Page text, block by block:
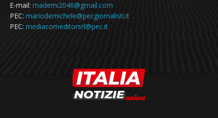
E-mail: mademi2046@gmail.com
PEC: mariodemichele@pecgiornalisti.it
PEC: mediacomeditorsrl@pec.it